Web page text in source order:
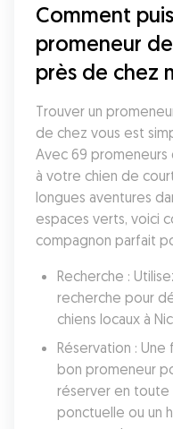
Comment
promeneur
près de chez
Trouver un
de chez vous est
Avec 69
à votre chien de
longues aventures
espaces verts, voici
compagnon parfait
Recherche :
recherche pour
chiens locaux à
Réservation :
bon promeneur
réserver en toute
ponctuelle ou un